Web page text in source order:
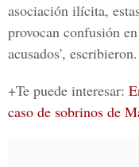
asociación ilícita,
provocan confusión
acusados', escribieron.
+Te puede interesar:
caso de sobrinos de